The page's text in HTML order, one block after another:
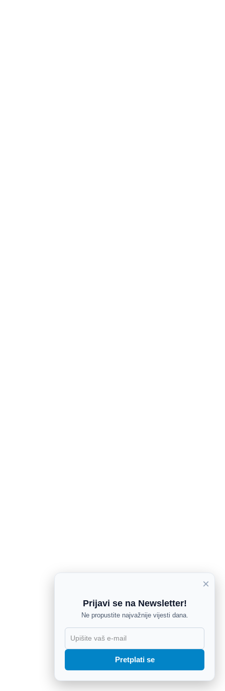
×
Prijavi se na Newsletter!
Ne propustite najvažnije vijesti dana.
Pretplati se